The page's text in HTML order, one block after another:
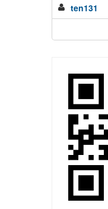
ten131